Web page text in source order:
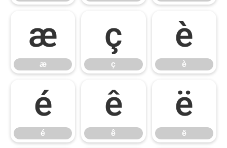
æ
æ
ç
ç
è
è
é
é
ê
ê
ë
ë